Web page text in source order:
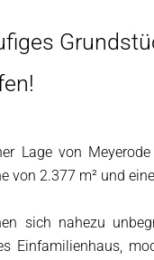
Lage von
von 2.377 m² und
sich nahezu
Einfamilienhaus,